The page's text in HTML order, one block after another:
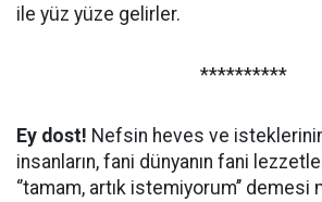
ile yüz yüze gelirler.
**********
Ey dost! Nefsin heves ve
insanların, fani dünyanın fani
‘’tamam, artık istemiyorum’’